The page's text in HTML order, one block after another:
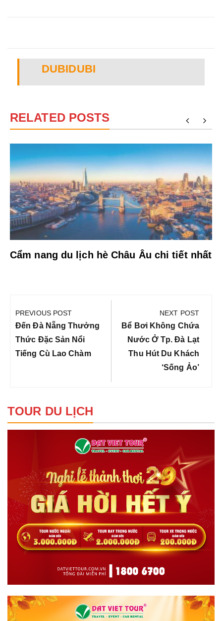
DUBIDUBI
RELATED POSTS
Cẩm nang du lịch hè Châu Âu chi tiết nhất
hướng
bài
viết
PREVIOUS POST
Previous
Post:
Đến Đà Nẵng Thưởng
Thức Đặc Sản Nổi
Tiếng Cù Lao Chàm
NEXT POST
Next
Post:
Bể Bơi Không Chứa
Nước Ở Tp. Đà Lạt
Thu Hút Du Khách
‘sống Ảo’
TOUR DU LỊCH